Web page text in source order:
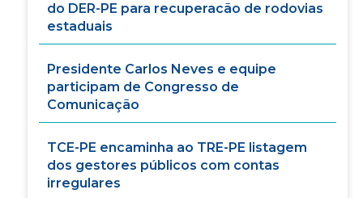
do DER-PE para recuperacão de rodovias
estaduais
Presidente Carlos Neves e equipe
participam de Congresso de
Comunicação
TCE-PE encaminha ao TRE-PE listagem
dos gestores públicos com contas
irregulares